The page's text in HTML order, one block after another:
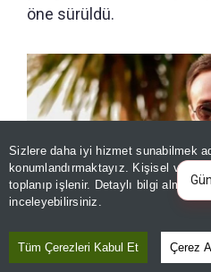
Sizlere daha iyi hizmet sunabilmek
konumlandırmaktayız. Kişisel
toplanıp işlenir. Detaylı bilgi almak
inceleyebilirsiniz.
Tüm Çerezleri Kabul Et Çerez
öne sürüldü.